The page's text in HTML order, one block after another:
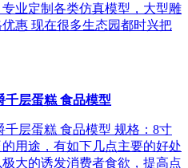
业定制各类仿真模型，大型雕
惠 现在很多生态园都时兴把
千层蛋糕 食品模型
千层蛋糕 食品模型 规格：8寸
用途，有如下几点主要的好处
大的诱发消费者食欲，提高点